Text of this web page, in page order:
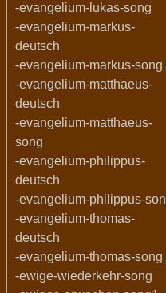
-evangelium-lukas-song
-evangelium-markus-
deutsch
-evangelium-markus-song
-evangelium-matthaeus-
deutsch
-evangelium-matthaeus-
song
-evangelium-philippus-
deutsch
-evangelium-philippus-
-evangelium-thomas-
deutsch
-evangelium-thomas-song
-ewige-wiederkehr-song